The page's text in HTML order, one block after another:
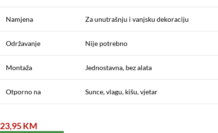
Namjena Za unutrašnju i vanjsku dekoraciju
Održavanje Nije potrebno
Montaža Jednostavna, bez alata
Otporno na Sunce, vlagu, kišu, vjetar
23,95KM